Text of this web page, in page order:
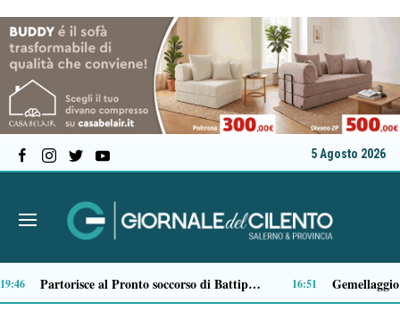
5 Agosto 2026
16:02 15:58